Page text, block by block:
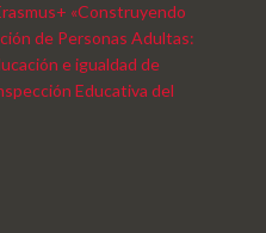
«Construyendo
de Personas Adultas:
e igualdad de
Educativa del